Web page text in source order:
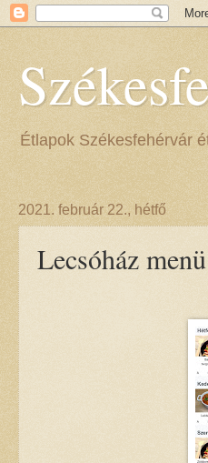
Étlapok Székesfehérvár
2021. február 22., hétfő
Lecsóház